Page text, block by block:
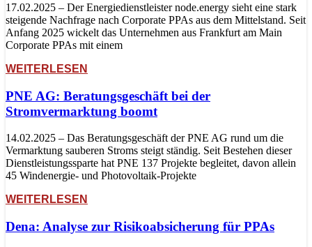
17.02.2025 – Der Energiedienstleister node.energy sieht eine stark
steigende Nachfrage nach Corporate PPAs aus dem Mittelstand. Seit
Anfang 2025 wickelt das Unternehmen aus Frankfurt am Main
Corporate PPAs mit einem
WEITERLESEN
PNE AG: Beratungsgeschäft bei der
Stromvermarktung boomt
14.02.2025 – Das Beratungsgeschäft der PNE AG rund um die
Vermarktung sauberen Stroms steigt ständig. Seit Bestehen dieser
Dienstleistungssparte hat PNE 137 Projekte begleitet, davon allein
45 Windenergie- und Photovoltaik-Projekte
WEITERLESEN
Dena: Analyse zur Risikoabsicherung für PPAs